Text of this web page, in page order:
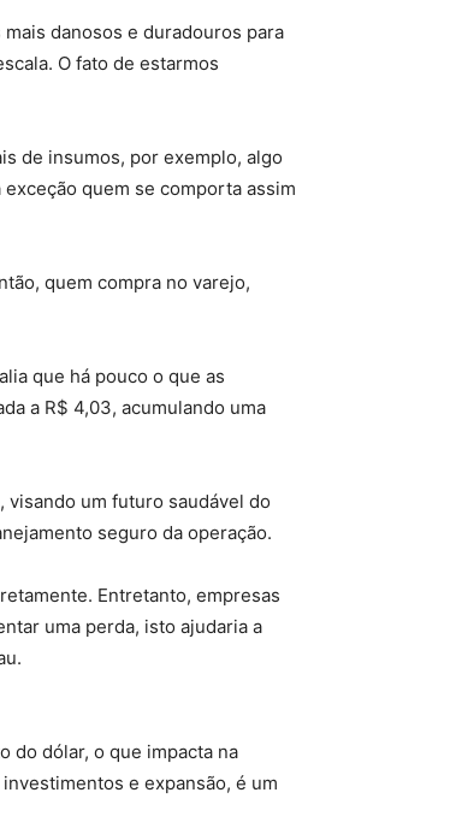
danosos e duradouros para
O fato de estarmos
de insumos, por exemplo, algo
quem se comporta assim
quem compra no varejo,
que há pouco o que as
a R$ 4,03, acumulando uma
um futuro saudável do
seguro da operação.
Entretanto, empresas
uma perda, isto ajudaria a
do dólar, o que impacta na
e expansão, é um